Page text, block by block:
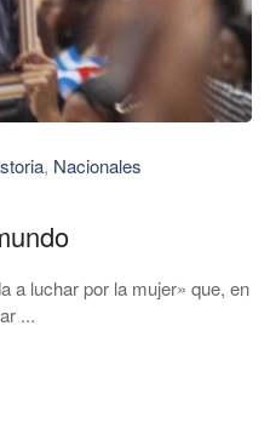
, Nacionales
a luchar por la mujer» que, en
...